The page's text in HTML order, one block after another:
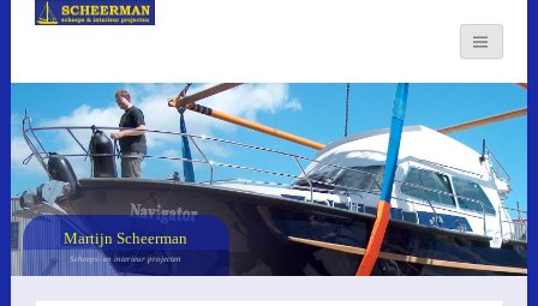
Martijn Scheerman
Scheeps- en interieur projecten